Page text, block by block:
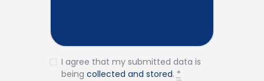
I agree that my submitted data is
being collected and stored.*